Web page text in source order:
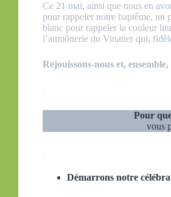
Ce 21 mai, ainsi que nous en
pour rappeler notre baptême, un
blanc pour rappeler la couleur
l’aumônerie du Vinatier qui,
Réjouissons-nous et,
Pour
vous
Démarrons notre